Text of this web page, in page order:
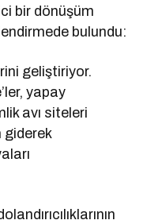
bir dönüşüm
bulundu:
geliştiriyor.
yapay
avı siteleri